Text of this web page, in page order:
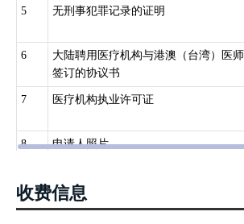
5 无刑事犯罪记录的证明
6
大陆聘用医疗机构与港澳（台湾）医师
签订的协议书
7 医疗机构执业许可证
8 申请人照片
9 港澳台永久居民身份证
收费信息